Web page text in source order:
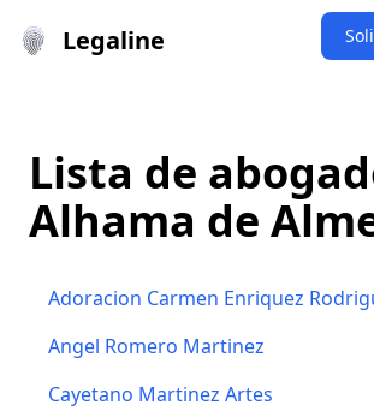
Legaline
Lista de
Alhama de
Adoracion Carmen Enriquez
Angel Romero Martinez
Cayetano Martinez Artes